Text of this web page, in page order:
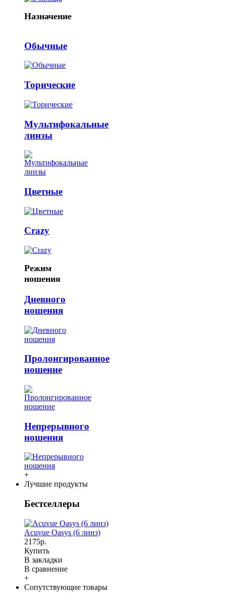
Назначение
Обычные
Торические
Мультифокальные
линзы
Цветные
Crazy
Режим
ношения
Дневного
ношения
Пролонгированное
ношение
Непрерывного
ношения
+
Лучшие продукты
Бестселлеры
Acuvue Oasys (6 линз)
2175р.
Купить
В закладки
В сравнение
+
Сопутствующие товары